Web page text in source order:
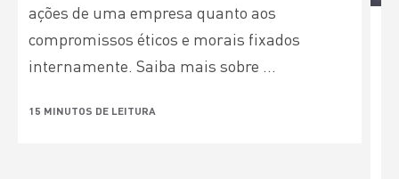
ações de uma empresa quanto aos
compromissos éticos e morais fixados
internamente. Saiba mais sobre ...
15 MINUTOS DE LEITURA